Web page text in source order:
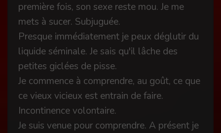
première fois, son sexe reste mou. Je me
mets à sucer. Subjuguée.
Presque immédiatement je peux déglutir du
liquide séminale. Je sais qu'il lâche des
petites giclées de pisse.
Je commence à comprendre, au goût, ce que
ce vieux vicieux est entrain de faire.
Incontinence volontaire.
Je suis venue pour comprendre. A présent je